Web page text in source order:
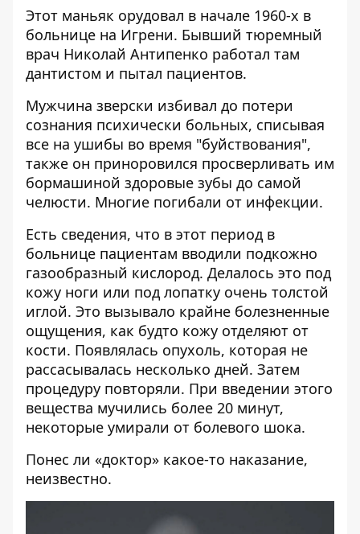
Этот маньяк орудовал в начале 1960-х в
больнице на Игрени. Бывший тюремный
врач Николай Антипенко работал там
дантистом и пытал пациентов.
Мужчина зверски избивал до потери
сознания психически больных, списывая
все на ушибы во время "буйствования",
также он приноровился просверливать им
бормашиной здоровые зубы до самой
челюсти. Многие погибали от инфекции.
Есть сведения, что в этот период в
больнице пациентам вводили подкожно
газообразный кислород. Делалось это под
кожу ноги или под лопатку очень толстой
иглой. Это вызывало крайне болезненные
ощущения, как будто кожу отделяют от
кости. Появлялась опухоль, которая не
рассасывалась несколько дней. Затем
процедуру повторяли. При введении этого
вещества мучились более 20 минут,
некоторые умирали от болевого шока.
Понес ли «доктор» какое-то наказание,
неизвестно.